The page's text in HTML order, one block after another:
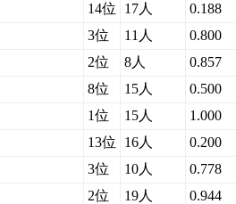
14位 17人
0.188
3位 11人
0.800
2位 8人
0.857
8位 15人
0.500
1位 15人
1.000
13位 16人
0.200
3位 10人
0.778
2位 19人
0.944